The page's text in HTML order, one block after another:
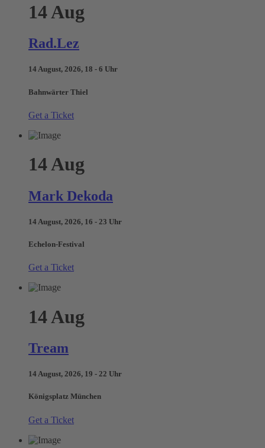
14Aug
Rad.Lez
14 August, 2026, 18 - 6 Uhr
Bahnwärter Thiel
Get a Ticket
14Aug
Mark Dekoda
14 August, 2026, 16 - 23 Uhr
Echelon-Festival
Get a Ticket
14Aug
Tream
14 August, 2026, 19 - 22 Uhr
Königsplatz München
Get a Ticket